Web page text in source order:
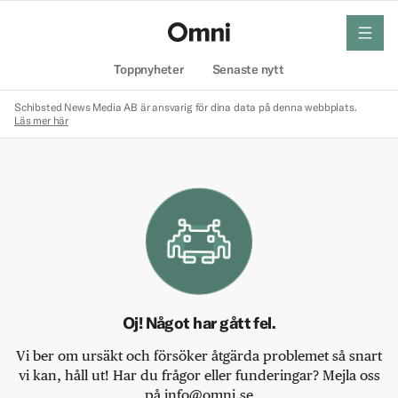
Toppnyheter Senaste nytt
meny
Schibsted News Media AB är ansvarig för dina data på denna webbplats.
Läs mer här
Oj! Något har gått fel.
Vi ber om ursäkt och försöker åtgärda problemet så snart
vi kan, håll ut! Har du frågor eller funderingar? Mejla oss